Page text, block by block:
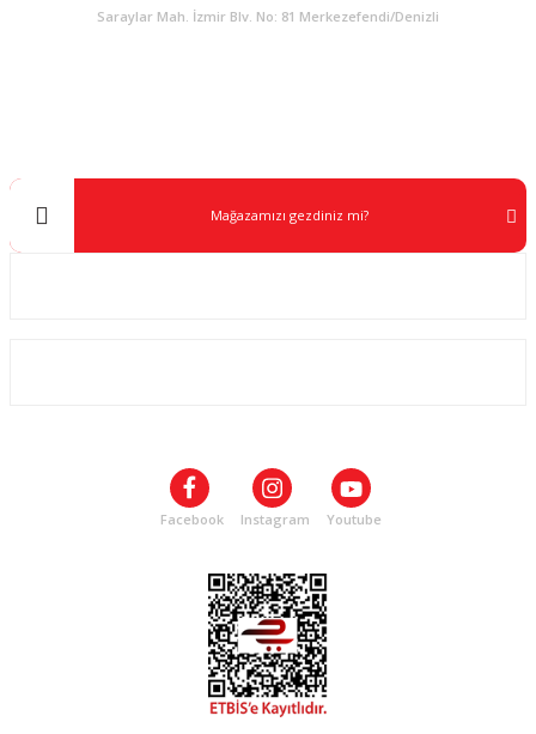
Saraylar Mah. İzmir Blv. No: 81 Merkezefendi/Denizli
Mağazamızı gezdiniz mi?
Facebook Instagram Youtube